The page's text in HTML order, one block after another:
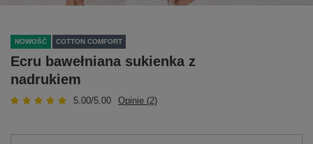
NOWOŚĆ COTTON COMFORT
Ecru bawełniana sukienka z
nadrukiem
5.00/5.00 Opinie (2)